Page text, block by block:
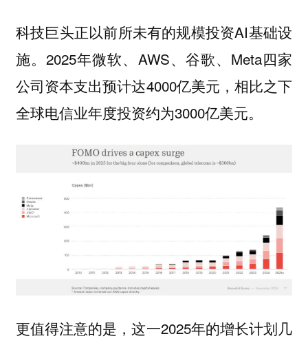
科技巨头正以前所未有的规模投资AI基础设
施。2025年微软、AWS、谷歌、Meta四家
公司资本支出预计达4000亿美元，相比之下
全球电信业年度投资约为3000亿美元。
更值得注意的是，这一2025年的增长计划几